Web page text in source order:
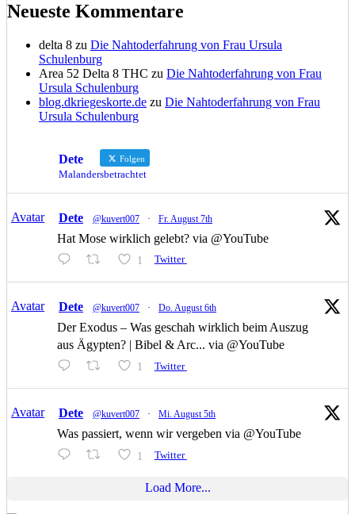
Neueste Kommentare
delta 8 zu Die Nahtoderfahrung von Frau Ursula
Schulenburg
Area 52 Delta 8 THC zu Die Nahtoderfahrung von Frau
Ursula Schulenburg
blog.dkriegeskorte.de zu Die Nahtoderfahrung von Frau
Ursula Schulenburg
Dete Folgen
Malandersbetrachtet
Avatar Dete @kuvert007 · Fr. August 7th
Hat Mose wirklich gelebt? via @YouTube
1 Twitter
Avatar Dete @kuvert007 · Do. August 6th
Der Exodus – Was geschah wirklich beim Auszug
aus Ägypten? | Bibel & Arc... via @YouTube
1 Twitter
Avatar Dete @kuvert007 · Mi. August 5th
Was passiert, wenn wir vergeben via @YouTube
1 Twitter
Load More...